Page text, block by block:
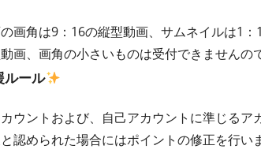
の画角は9：16の縦型動画、サムネイルは1
動画、画角の小さいものは受付できませんの
ルール
ウントおよび、自己アカウントに準じるア
認められた場合にはポイントの修正を行い